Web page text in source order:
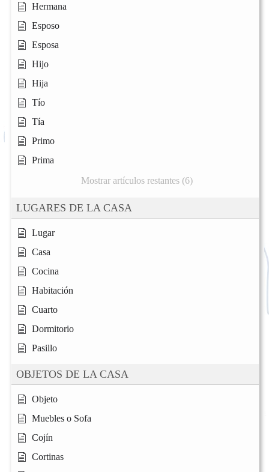
Hermana
Esposo
Esposa
Hijo
Hija
Tío
Tía
Primo
Prima
Mostrar artículos restantes (6)
LUGARES DE LA CASA
Lugar
Casa
Cocina
Habitación
Cuarto
Dormitorio
Pasillo
OBJETOS DE LA CASA
Objeto
Muebles o Sofa
Cojín
Cortinas